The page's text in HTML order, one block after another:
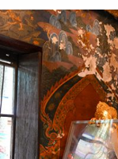
ไลฟ์สไตล์